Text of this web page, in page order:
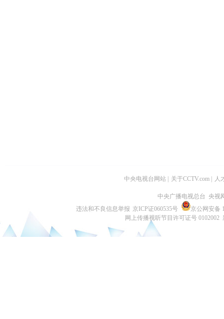
中央电视台网站 关于CCTV.com 人
中央广播电视总台 央视
违法和不良信息举报 京ICP证060535号
京公网安备
网上传播视听节目许可证号 0102002